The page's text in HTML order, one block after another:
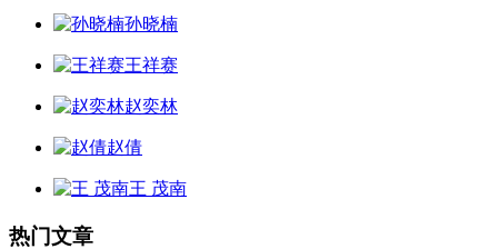
孙晓楠
王祥赛
赵奕林
赵倩
王 茂南
热门文章